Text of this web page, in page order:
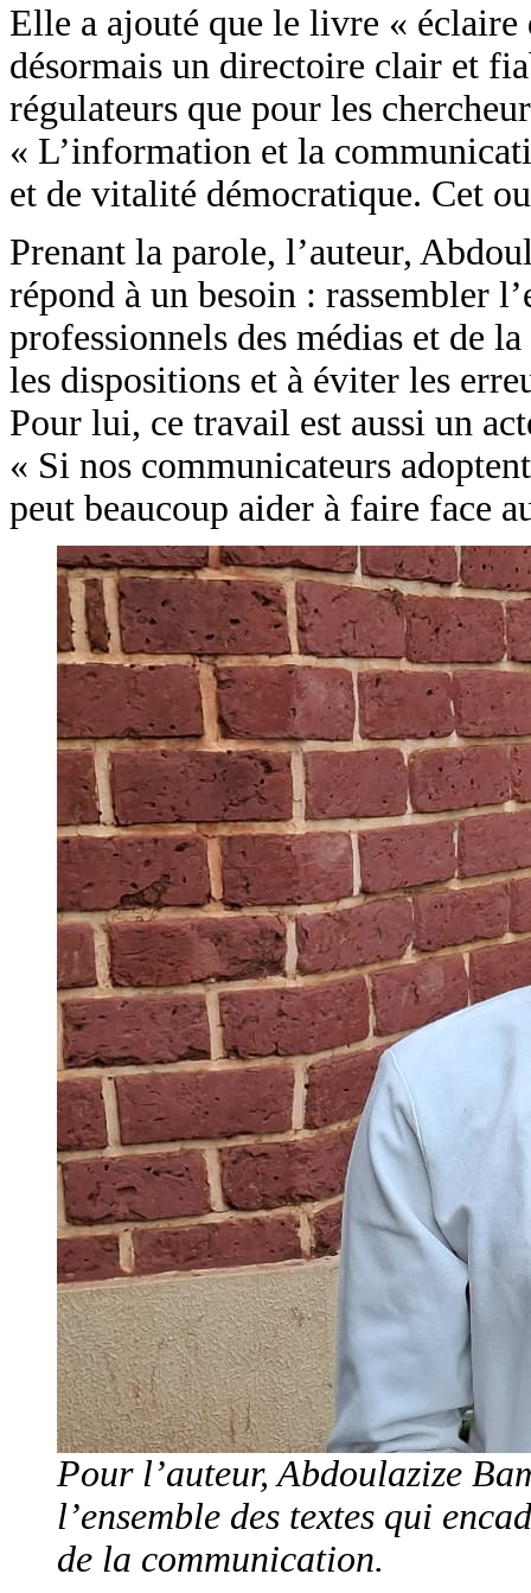
Elle a ajouté que le livre « éclaire
désormais un directoire clair et
régulateurs que pour les
« L’information et la
et de vitalité démocratique. Cet
Prenant la parole, l’auteur,
répond à un besoin : rassembler
professionnels des médias et de
les dispositions et à éviter les
Pour lui, ce travail est aussi un
« Si nos communicateurs
peut beaucoup aider à faire face
Pour l’auteur, Abdoulazize
l’ensemble des textes qui
de la communication.